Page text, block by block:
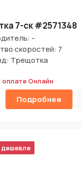
7-ск #2571348
-
скоростей: 7
Трещотка
оплате Онлайн
Подробнее
кнопку “Отправить
данных и